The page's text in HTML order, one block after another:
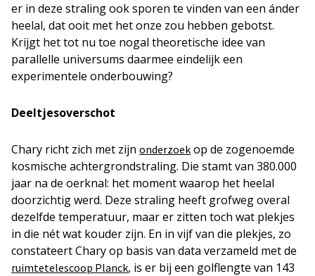
er in deze straling ook sporen te vinden van een ánder
heelal, dat ooit met het onze zou hebben gebotst.
Krijgt het tot nu toe nogal theoretische idee van
parallelle universums daarmee eindelijk een
experimentele onderbouwing?
Deeltjesoverschot
Chary richt zich met zijn onderzoek op de zogenoemde
kosmische achtergrondstraling. Die stamt van 380.000
jaar na de oerknal: het moment waarop het heelal
doorzichtig werd. Deze straling heeft grofweg overal
dezelfde temperatuur, maar er zitten toch wat plekjes
in die nét wat kouder zijn. En in vijf van die plekjes, zo
constateert Chary op basis van data verzameld met de
ruimtetelescoop Planck, is er bij een golflengte van 143